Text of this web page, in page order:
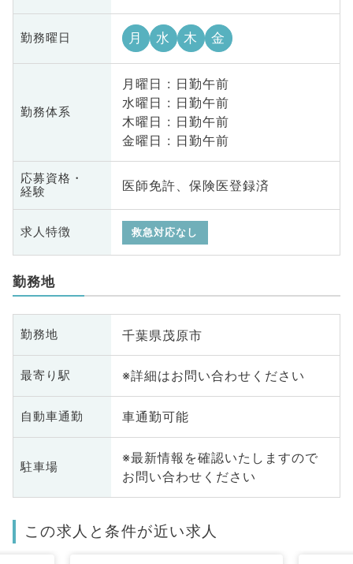
勤務曜日 月 水 木 金
勤務体系
月曜日 : 日勤午前
水曜日 : 日勤午前
木曜日 : 日勤午前
金曜日 : 日勤午前
応募資格・
経験
医師免許、保険医登録済
求人特徴 救急対応なし
勤務地
勤務地 千葉県茂原市
最寄り駅 ※詳細はお問い合わせください
自動車通勤 車通勤可能
駐車場
※最新情報を確認いたしますので
お問い合わせください
この求人と条件が近い求人